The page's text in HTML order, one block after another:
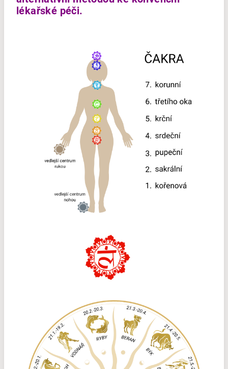
lékařské péči.